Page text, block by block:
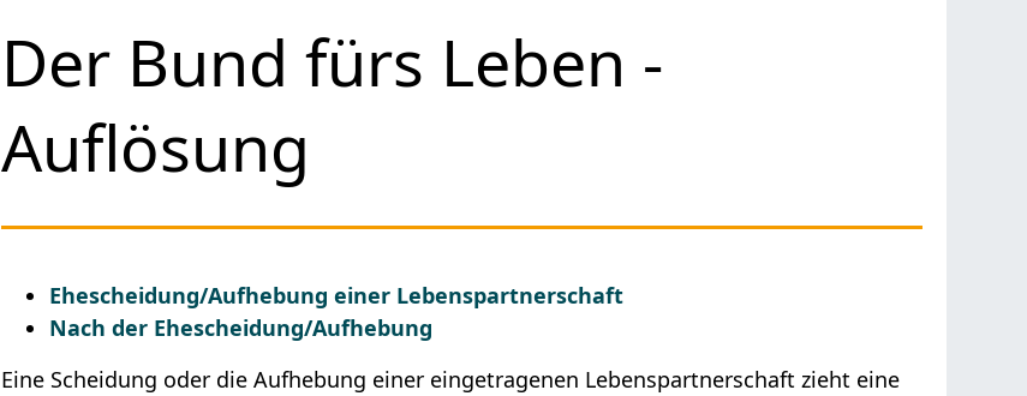
Der Bund fürs Leben -
Auflösung
Ehescheidung/Aufhebung einer Lebenspartnerschaft
Nach der Ehescheidung/Aufhebung
Eine Scheidung oder die Aufhebung einer eingetragenen Lebenspartnerschaft zieht eine